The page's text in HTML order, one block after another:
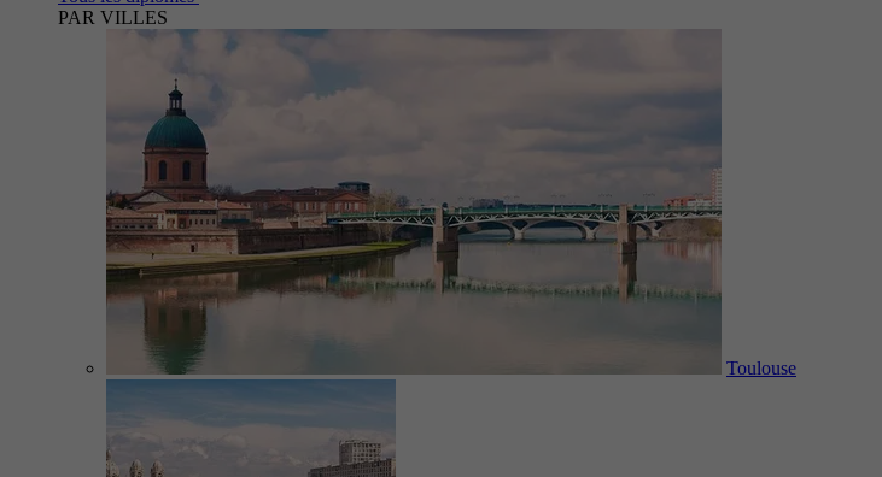
PAR VILLES
Toulouse